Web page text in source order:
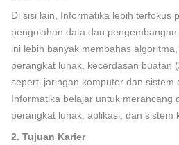
Di sisi lain, Informatika lebih terfokus
pengolahan data dan
ini lebih banyak membahas
perangkat lunak, kecerdasan buatan
seperti jaringan komputer dan sistem
Informatika belajar untuk merancang
perangkat lunak, aplikasi, dan sistem
2. Tujuan Karier